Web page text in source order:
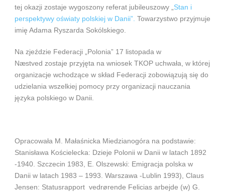
tej okazji zostaje wygoszony referat jubileuszowy „ Stan i
perspektywy oświaty polskiej w Danii”. Towarzystwo przyjmuje
imię Adama Ryszarda Sokólskiego.
Na zjeździe Federacji „Polonia” 17 listopada w
Næstved zostaje przyjęta na wniosek TKOP uchwała, w której
organizacje wchodzące w skład Federacji zobowiązują się do
udzielania wszelkiej pomocy przy organizacji nauczania
języka polskiego w Danii.
Opracowała M. Małaśnicka Miedzianogóra na podstawie:
Stanisława Kościelecka: Dzieje Polonii w Danii w latach 1892
-1940. Szczecin 1983, E. Olszewski: Emigracja polska w
Danii w latach 1983 – 1993. Warszawa -Lublin 1993), Claus
Jensen: Statusrapport vedrørende Felicias arbejde (w) G.